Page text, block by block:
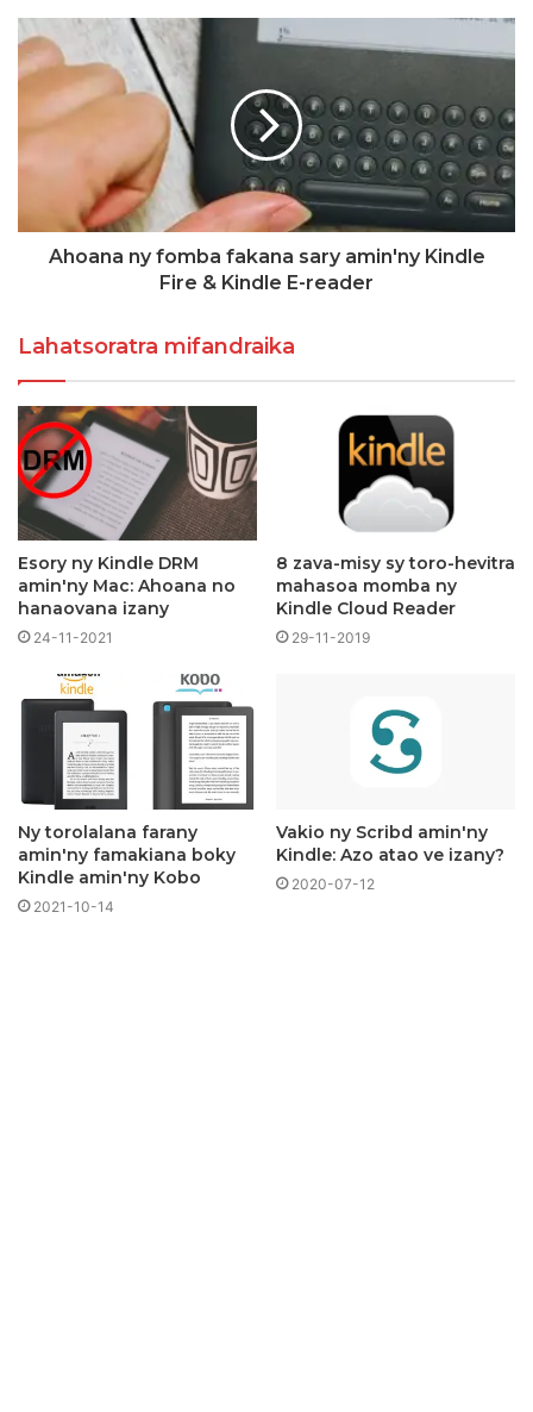
Ahoana ny fomba fakana sary amin'ny Kindle
Fire & Kindle E-reader
Lahatsoratra mifandraika
Esory ny Kindle DRM
amin'ny Mac: Ahoana no
hanaovana izany
24-11-2021
8 zava-misy sy toro-hevitra
mahasoa momba ny
Kindle Cloud Reader
29-11-2019
Ny torolalana farany
amin'ny famakiana boky
Kindle amin'ny Kobo
2021-10-14
Vakio ny Scribd amin'ny
Kindle: Azo atao ve izany?
2020-07-12